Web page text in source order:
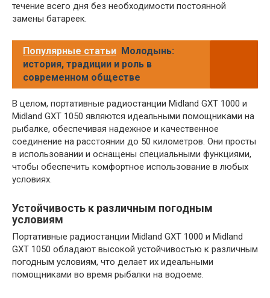
течение всего дня без необходимости постоянной
замены батареек.
Популярные статьи Молодынь:
история, традиции и роль в
современном обществе
В целом, портативные радиостанции Midland GXT 1000 и
Midland GXT 1050 являются идеальными помощниками на
рыбалке, обеспечивая надежное и качественное
соединение на расстоянии до 50 километров. Они просты
в использовании и оснащены специальными функциями,
чтобы обеспечить комфортное использование в любых
условиях.
Устойчивость к различным погодным
условиям
Портативные радиостанции Midland GXT 1000 и Midland
GXT 1050 обладают высокой устойчивостью к различным
погодным условиям, что делает их идеальными
помощниками во время рыбалки на водоеме.